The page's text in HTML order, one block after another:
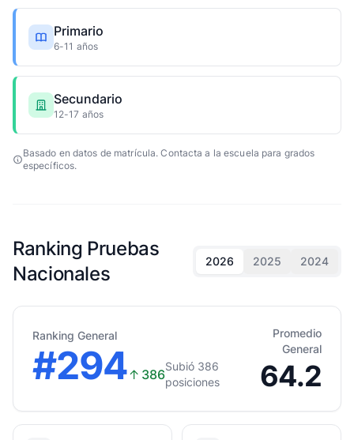
Primario
6-11 años
Secundario
12-17 años
Basado en datos de matrícula. Contacta a la escuela para grados
específicos.
Ranking Pruebas
Nacionales
2026 2025 2024
Ranking General
#294↑ 386
Subió 386
posiciones
Promedio
General
64.2